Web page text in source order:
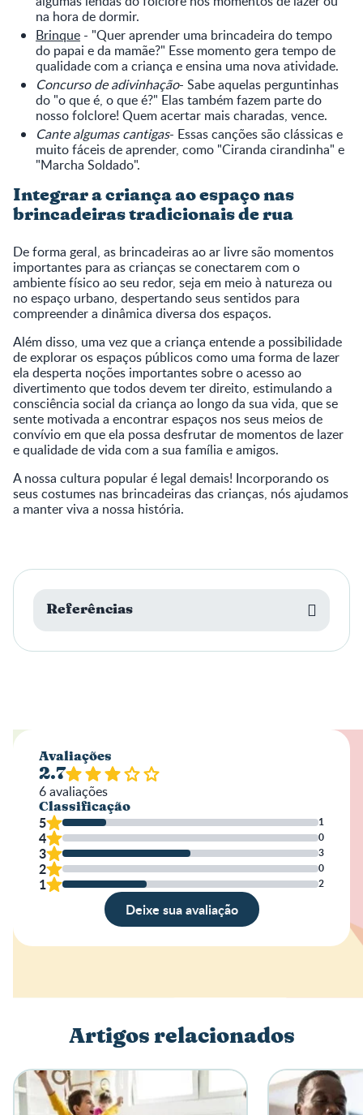
na hora de dormir.
Brinque - "Quer aprender uma brincadeira do tempo
do papai e da mamãe?" Esse momento gera tempo de
qualidade com a criança e ensina uma nova atividade.
Concurso de adivinhação- Sabe aquelas perguntinhas
do "o que é, o que é?" Elas também fazem parte do
nosso folclore! Quem acertar mais charadas, vence.
Cante algumas cantigas- Essas canções são clássicas e
muito fáceis de aprender, como "Ciranda cirandinha" e
"Marcha Soldado".
Integrar a criança ao espaço nas
brincadeiras tradicionais de rua
De forma geral, as brincadeiras ao ar livre são momentos
importantes para as crianças se conectarem com o
ambiente físico ao seu redor, seja em meio à natureza ou
no espaço urbano, despertando seus sentidos para
compreender a dinâmica diversa dos espaços.
Além disso, uma vez que a criança entende a possibilidade
de explorar os espaços públicos como uma forma de lazer
ela desperta noções importantes sobre o acesso ao
divertimento que todos devem ter direito, estimulando a
consciência social da criança ao longo da sua vida, que se
sente motivada a encontrar espaços nos seus meios de
convívio em que ela possa desfrutar de momentos de lazer
e qualidade de vida com a sua família e amigos.
A nossa cultura popular é legal demais! Incorporando os
seus costumes nas brincadeiras das crianças, nós ajudamos
a manter viva a nossa história.
Referências
Avaliações
2.7
6avaliações
Classificação
5 1
4 0
3 3
2 0
1 2
Deixe sua avaliação
Escreva a sua opinião
Artigos relacionados